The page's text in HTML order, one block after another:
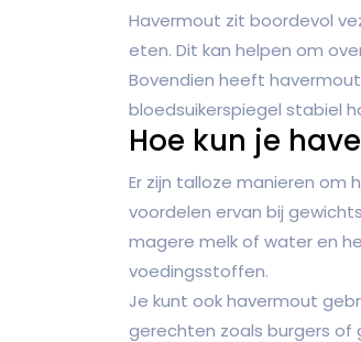
Havermout zit boordevol
eten. Dit kan helpen om
Bovendien heeft
bloedsuikerspiegel stabiel
Hoe kun je
Er zijn talloze manieren
voordelen ervan bij
magere melk of water en
voedingsstoffen.
Je kunt ook havermout
gerechten zoals burgers of